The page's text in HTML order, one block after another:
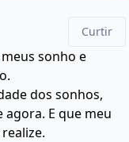
Curtir
sonho e
dos sonhos,
E que meu